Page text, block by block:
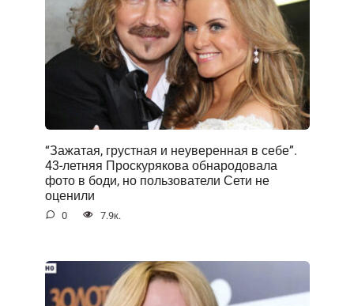
“Зажатая, грустная и неуверенная в себе”.
43-летняя Проскурякова обнародовала
фото в боди, но пользователи Сети не
оценили
0 7.9к.